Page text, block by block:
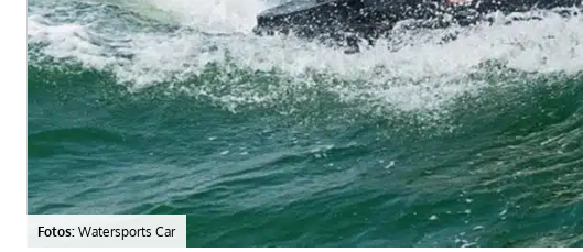
Fotos: Watersports Car